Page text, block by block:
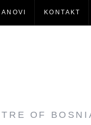
KONTAKT
OF